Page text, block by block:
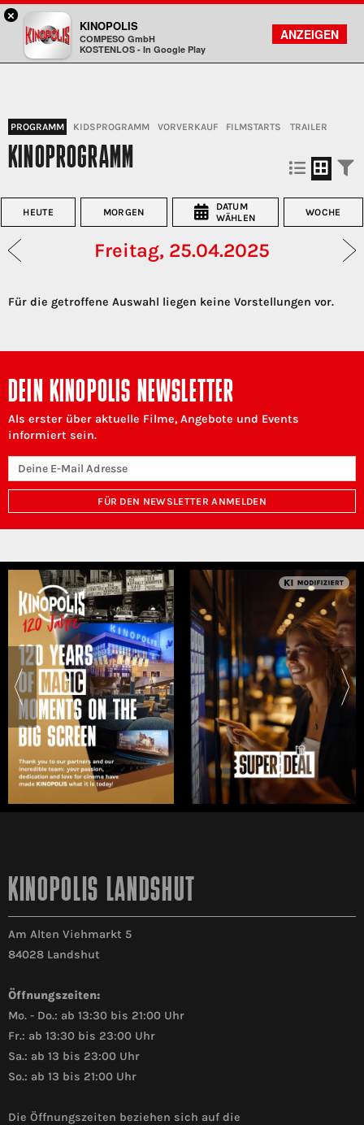
Kinopolis
FILMSUCHE
KONTO
PROGRAMM KIDSPROGRAMM VORVERKAUF FILMSTARTS TRAILER
KINOPROGRAMM
HEUTE MORGEN
DATUM
WÄHLEN
WOCHE
Freitag, 25.04.2025
Für die getroffene Auswahl liegen keine Vorstellungen vor.
DEIN KINOPOLIS NEWSLETTER
Als erster über aktuelle Filme, Angebote und Events
informiert sein.
FÜR DEN NEWSLETTER ANMELDEN
KINOPOLIS LANDSHUT
Am Alten Viehmarkt 5
84028 Landshut
Öffnungszeiten:
Mo. - Do.: ab 13:30 bis 21:00 Uhr
Fr.: ab 13:30 bis 23:00 Uhr
Sa.: ab 13 bis 23:00 Uhr
So.: ab 13 bis 21:00 Uhr
Die Öffnungszeiten beziehen sich auf die
×
KINOPOLIS
COMPESO GmbH
KOSTENLOS - In Google Play
ANZEIGEN